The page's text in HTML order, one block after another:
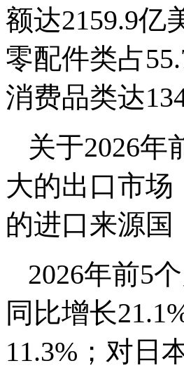
额达2159.9亿
零配件类占
消费品类达
关于2026年
大的出口市场
的进口来源国
2026年前5
同比增长
11.3%；对日